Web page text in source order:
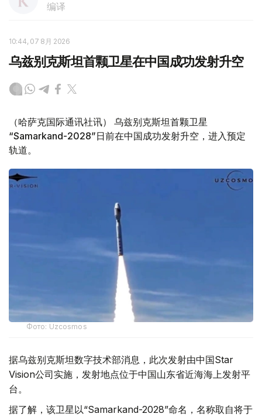
编译
10:44, 07 8月 2026
乌兹别克斯坦首颗卫星在中国成功发射升空
（哈萨克国际通讯社讯） 乌兹别克斯坦首颗卫星
“Samarkand-2028”日前在中国成功发射升空，进入预定
轨道。
Фото: Uzcosmos
据乌兹别克斯坦数字技术部消息，此次发射由中国Star
Vision公司实施，发射地点位于中国山东省近海海上发射平
台。
据了解，该卫星以“Samarkand-2028”命名，名称取自将于